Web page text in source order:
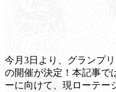
今月3日より、グランプ
の開催が決定！本記事で
ーに向けて、現ローテー